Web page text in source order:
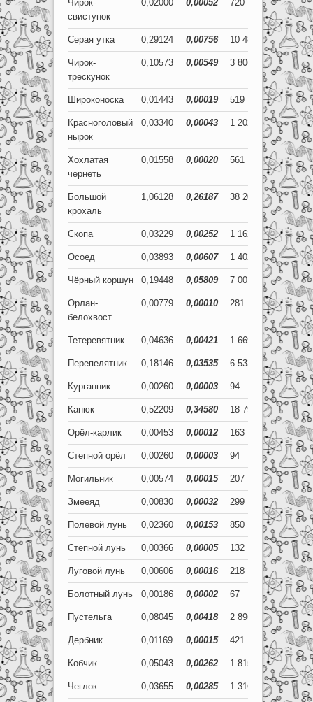
Чирок-
свистунок
0,02000 0,00052 720 19
Серая утка 0,29124 0,00756 10 485 272
Чирок-
трескунок
0,10573 0,00549 3 806 198
Широконоска 0,01443 0,00019 519 7
Красноголовый
нырок
0,03340 0,00043 1 202 16
Хохлатая
чернеть
0,01558 0,00020 561 7
Большой
крохаль
1,06128 0,26187 38 206 9 427
Скопа 0,03229 0,00252 1 162 91
Осоед 0,03893 0,00607 1 402 218
Чёрный коршун 0,19448 0,05809 7 001 2 091
Орлан-
белохвост
0,00779 0,00010 281 4
Тетеревятник 0,04636 0,00421 1 669 152
Перепелятник 0,18146 0,03535 6 533 1 273
Курганник 0,00260 0,00003 94
Канюк 0,52209 0,34580 18 795 12 449
Орёл-карлик 0,00453 0,00012 163 4
Степной орёл 0,00260 0,00003 94
Могильник 0,00574 0,00015 207 5
Змееяд 0,00830 0,00032 299 12
Полевой лунь 0,02360 0,00153 850 55
Степной лунь 0,00366 0,00005 132 2
Луговой лунь 0,00606 0,00016 218 6
Болотный лунь 0,00186 0,00002 67 1
Пустельга 0,08045 0,00418 2 896 150
Дербник 0,01169 0,00015 421 5
Кобчик 0,05043 0,00262 1 815 94
Чеглок 0,03655 0,00285 1 316 103